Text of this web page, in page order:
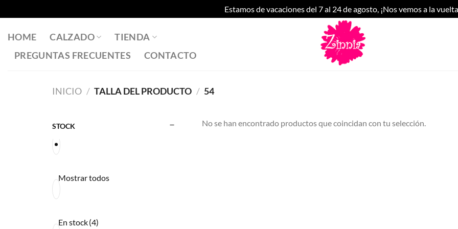
Estamos de vacaciones del 7 al 24 de agosto, ¡Nos vemos a la
HOME CALZADO
TIENDA
PREGUNTAS FRECUENTES
CONTACTO
INICIO / TALLA DEL PRODUCTO / 54
STOCK
Mostrar todos
En stock(4)
No se han encontrado productos que coincidan con tu selección.